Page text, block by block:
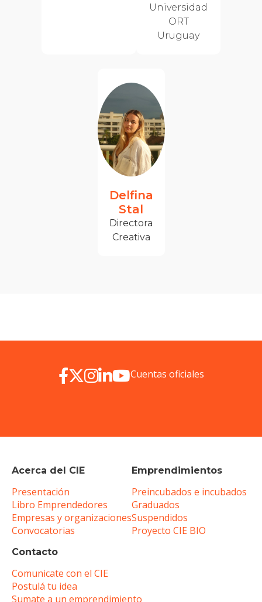
Universidad
ORT
Uruguay
Directora
Creativa
Delfina
Stal
Acerca del CIE
Presentación
Libro Emprendedores
Empresas y organizaciones
Convocatorias
Emprendimientos
Preincubados e incubados
Graduados
Suspendidos
Proyecto CIE BIO
Contacto
Comunicate con el CIE
Postulá tu idea
Sumate a un emprendimiento
Cuentas oficiales